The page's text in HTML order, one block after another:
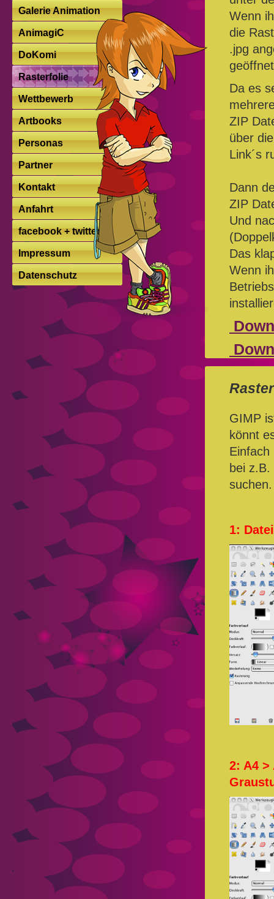
Galerie Animation
AnimagiC
DoKomi
Rasterfolie
Wettbewerb
Artbooks
Personas
Partner
Kontakt
Anfahrt
facebook + twitter
Impressum
Datenschutz
Wenn
die
.jpg
Da es
ZIP
über
Link´s
Dann
ZIP
Und
Das
Wenn
GIMP
könnt
bei
suchen.
1:
2: A4 >